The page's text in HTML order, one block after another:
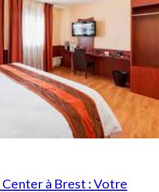
à Brest : Votre